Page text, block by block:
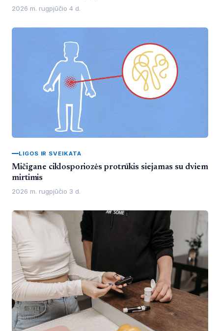
2026 m. rugpjūčio 4 d.
LIGOS IR SVEIKATA
Mičigane ciklosporiozės protrūkis siejamas su dviem
mirtimis
2026 m. rugpjūčio 3 d.